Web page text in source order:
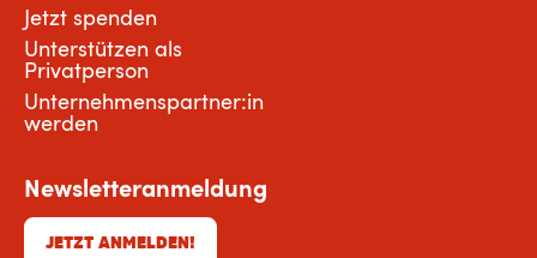
Jetzt spenden
Unterstützen als
Privatperson
Unternehmenspartner:in
werden
Newsletteranmeldung
JETZT ANMELDEN!